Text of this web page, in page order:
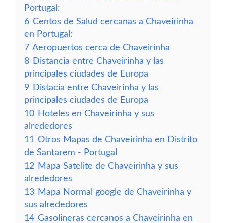
Portugal:
6 Centos de Salud cercanas a Chaveirinha
en Portugal:
7 Aeropuertos cerca de Chaveirinha
8 Distancia entre Chaveirinha y las
principales ciudades de Europa
9 Distacia entre Chaveirinha y las
principales ciudades de Europa
10 Hoteles en Chaveirinha y sus
alrededores
11 Otros Mapas de Chaveirinha en Distrito
de Santarem - Portugal
12 Mapa Satelite de Chaveirinha y sus
alrededores
13 Mapa Normal google de Chaveirinha y
sus alrededores
14 Gasolineras cercanos a Chaveirinha en